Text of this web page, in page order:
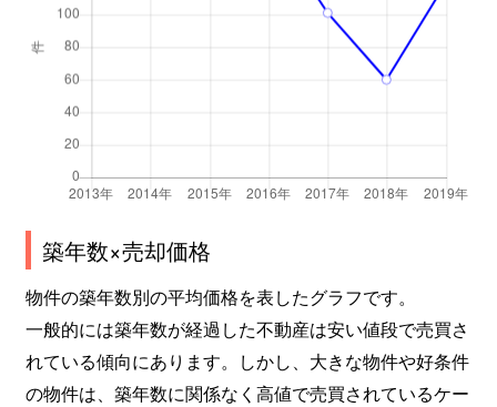
築年数×売却価格
物件の築年数別の平均価格を表したグラフです。
一般的には築年数が経過した不動産は安い値段で売買さ
れている傾向にあります。しかし、大きな物件や好条件
の物件は、築年数に関係なく高値で売買されているケー